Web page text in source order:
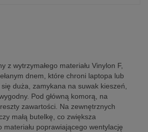
wytrzymałego materiału Vinylon F,
dnem, które chroni laptopa lub
duża, zamykana na suwak kieszeń,
Pod główną komorą, na
zawartości. Na zewnętrznych
małą butelkę, co zwiększa
poprawiającego wentylację